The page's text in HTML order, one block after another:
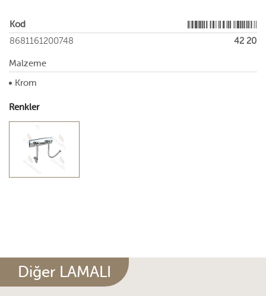
Kod
8681161200748
42 20
Malzeme
Krom
Renkler
Diğer LAMALI